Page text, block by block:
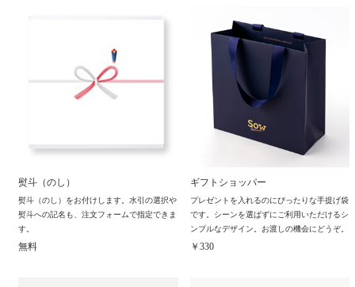
熨斗（のし）
熨斗（のし）をお付けします。水引の選択や
熨斗への記名も、注文フォームで指定できま
す。
無料
ギフトショッパー
プレゼントを入れるのにぴったりな手提げ袋
です。シーンを選ばずにご利用いただけるシ
ンプルなデザイン。お渡しの機会にどうぞ。
￥330